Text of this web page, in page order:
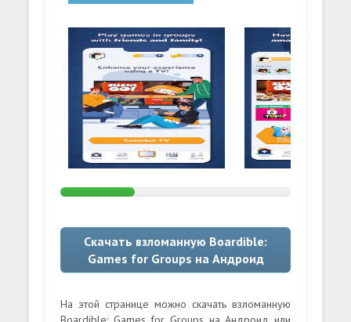
Скачать взломанную Boardible:
Games for Groups на Андроид
На этой странице можно скачать взломанную